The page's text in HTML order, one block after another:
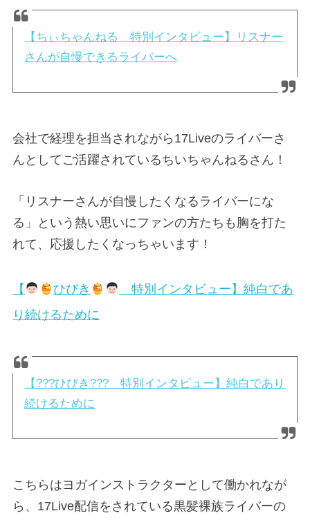
【ちぃちゃんねる 特別インタビュー】リスナー
さんが自慢できるライバーへ
会社で経理を担当されながら17Liveのライバーさ
んとしてご活躍されているちいちゃんねるさん！
「リスナーさんが自慢したくなるライバーにな
る」という熱い思いにファンの方たちも胸を打た
れて、応援したくなっちゃいます！
【 ひびき
特別インタビュー】純白であ
り続けるために
【???ひびき??? 特別インタビュー】純白であり
続けるために
こちらはヨガインストラクターとして働かれなが
ら、17Live配信をされている黒髪裸族ライバーの